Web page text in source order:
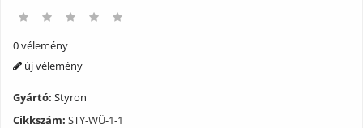
0 vélemény
új vélemény
Gyártó: Styron
Cikkszám: STY-WÜ-1-1